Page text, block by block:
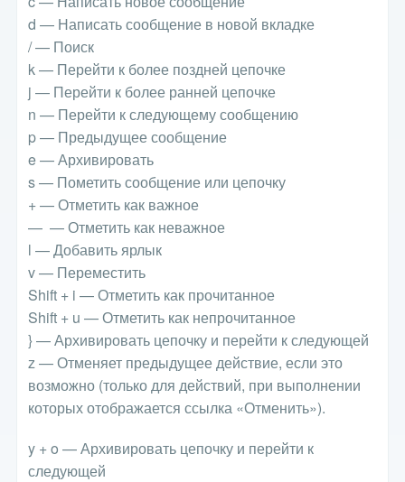
d — Написать сообщение в новой вкладке
/ — Поиск
k — Перейти к более поздней цепочке
j — Перейти к более ранней цепочке
n — Перейти к следующему сообщению
p — Предыдущее сообщение
e — Архивировать
s — Пометить сообщение или цепочку
+ — Отметить как важное
— — Отметить как неважное
l — Добавить ярлык
v — Переместить
Shift + i — Отметить как прочитанное
Shift + u — Отметить как непрочитанное
} — Архивировать цепочку и перейти к следующей
z — Отменяет предыдущее действие, если это
возможно (только для действий, при выполнении
которых отображается ссылка «Отменить»).
y + o — Архивировать цепочку и перейти к
следующей